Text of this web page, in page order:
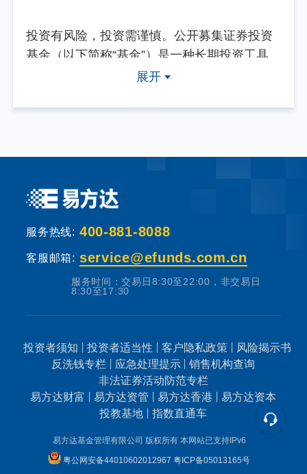
投资有风险，投资需谨慎。公开募集证券投资
基金（以下简称“基金”）是一种长期投资工具，
其主要功能是分散投资，降低投资单一证券所
提供固定收益预期的金融工具，当您购买基金
基金销售机构根据法规要求对投资者类别、风
险承受能力和基金的风险等级进行划分，并提
出适当性匹配意见。本基金法律文件中涉及基
金风险特征的表述与基金销售机构对基金的风
险评级可能不一致，您在做出投资决策之前，
书，充分认识本基金的风险收益特征和产品特
性，认真考虑本基金存在的各项风险因素，并
根据自身的投资目的、投资期限、投资经验、
资产状况等因素充分考虑自身的风险承受能
力，在了解产品情况及销售适当性意见的基础
上，理性判断并谨慎做出投资决策。
展开
服务热线: 400-881-8088
客服邮箱: service@efunds.com.cn
服务时间：交易日8:30至22:00，非交易日
8:30至17:30
投资者须知 投资者适当性 客户隐私政策
风险揭示书
反洗钱专栏
应急处理提示
销售机构查询
非法证券活动防范专栏
易方达财富
易方达资管 易方达香港
易方达资本
投教基地
指数直通车
易方达基金管理有限公司 版权所有 本网站已支持IPv6
粤公网安备44010602012967粤ICP备05013165号